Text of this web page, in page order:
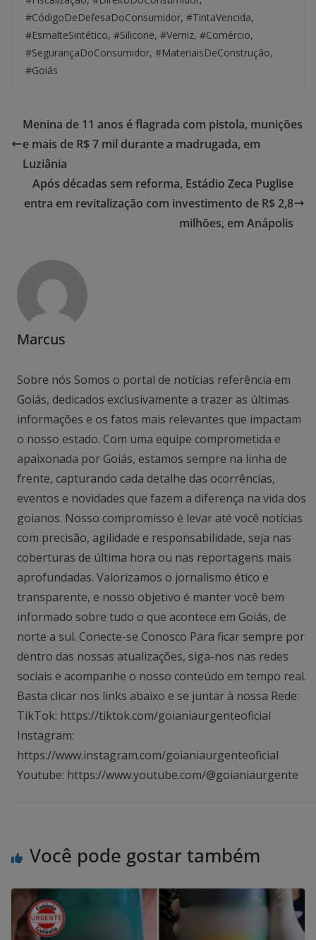
#CódigoDeDefesaDoConsumidor, #TintaVencida,
#EsmalteSintético, #Silicone, #Verniz, #Comércio,
#SegurançaDoConsumidor, #MateriaisDeConstrução,
#Goiás
Menina de 11 anos é flagrada com pistola, munições
e mais de R$ 7 mil durante a madrugada, em
Luziânia
Após décadas sem reforma, Estádio Zeca Puglise
entra em revitalização com investimento de R$ 2,8
milhões, em Anápolis
Marcus
Sobre nós Somos o portal de notícias referência em
Goiás, dedicados exclusivamente a trazer as últimas
informações e os fatos mais relevantes que impactam
o nosso estado. Com uma equipe comprometida e
apaixonada por Goiás, estamos sempre na linha de
frente, capturando cada detalhe das ocorrências,
eventos e novidades que fazem a diferença na vida dos
goianos. Nosso compromisso é levar até você notícias
com precisão, agilidade e responsabilidade, seja nas
coberturas de última hora ou nas reportagens mais
aprofundadas. Valorizamos o jornalismo ético e
transparente, e nosso objetivo é manter você bem
informado sobre tudo o que acontece em Goiás, de
norte a sul. Conecte-se Conosco Para ficar sempre por
dentro das nossas atualizações, siga-nos nas redes
sociais e acompanhe o nosso conteúdo em tempo real.
Basta clicar nos links abaixo e se juntar à nossa Rede:
TikTok: https://tiktok.com/goianiaurgenteoficial
Instagram:
https://www.instagram.com/goianiaurgenteoficial
Youtube: https://www.youtube.com/@goianiaurgente
Você pode gostar também